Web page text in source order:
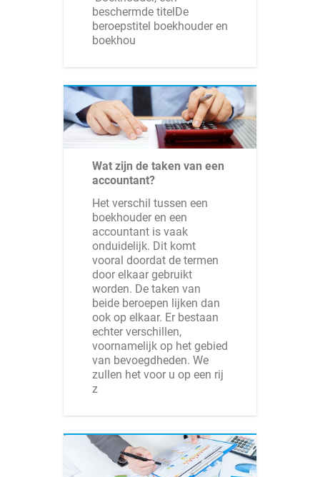
beschermde titelDe
beroepstitel boekhouder en
boekhou
Wat zijn de taken van een
accountant?
Het verschil tussen een
boekhouder en een
accountant is vaak
onduidelijk. Dit komt
vooral doordat de termen
door elkaar gebruikt
worden. De taken van
beide beroepen lijken dan
ook op elkaar. Er bestaan
echter verschillen,
voornamelijk op het gebied
van bevoegdheden. We
zullen het voor u op een rij
z